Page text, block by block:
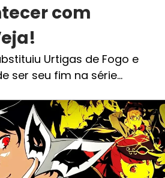
com
Urtigas de Fogo e
ser seu fim na série…